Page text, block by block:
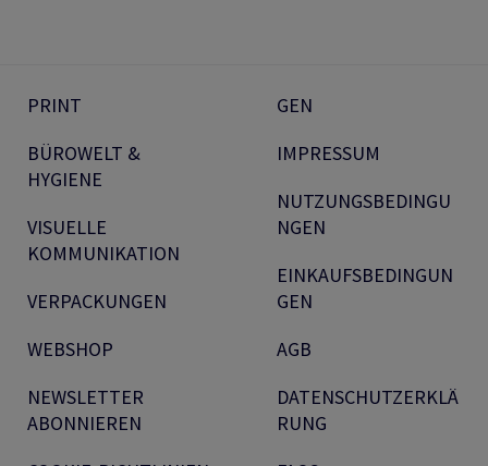
PRINT
BÜROWELT &
HYGIENE
VISUELLE
KOMMUNIKATION
VERPACKUNGEN
WEBSHOP
NEWSLETTER
ABONNIEREN
GEN
IMPRESSUM
NUTZUNGSBEDINGU
NGEN
EINKAUFSBEDINGUN
GEN
AGB
DATENSCHUTZERKLÄ
RUNG